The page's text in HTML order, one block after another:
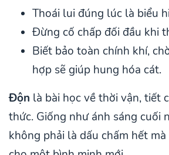
Thoái lui đúng lúc là biểu
Đừng cố chấp đối đầu khi
Biết bảo toàn chính khí,
hợp sẽ giúp hung hóa cát.
Độn là bài học về thời vận, tiết
thức. Giống như ánh sáng cuối
không phải là dấu chấm hết